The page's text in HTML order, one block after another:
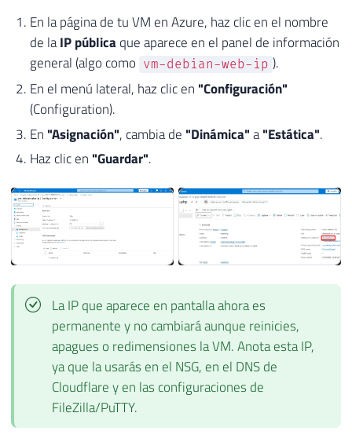
En la página de tu VM en Azure, haz clic en el nombre
de laIP pública que aparece en el panel de información
general (algo como vm-debian-web-ip ).
En el menú lateral, haz clic en "Configuración"
(Configuration).
En "Asignación", cambia de "Dinámica"a"Estática".
Haz clic en "Guardar".
La IP que aparece en pantalla ahora es
permanente y no cambiará aunque reinicies,
apagues o redimensiones la VM. Anota esta IP,
ya que la usarás en el NSG, en el DNS de
Cloudflare y en las configuraciones de
FileZilla/PuTTY.